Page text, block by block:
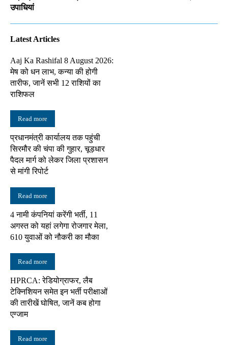
उपाधियां
Latest Articles
Aaj Ka Rashifal 8 August 2026:
मेष को धन लाभ, कन्या की होगी
तारीफ, जानें सभी 12 राशियों का
राशिफल
Read more
प्रधानमंत्री कार्यालय तक पहुंची
सिरमौर की चंपा की गुहार, चूड़धार
पैदल मार्ग को लेकर जिला प्रशासन
से मांगी रिपोर्ट
Read more
4 नामी कंपनियां करेंगी भर्ती, 11
अगस्त को यहां लगेगा रोजगार मेला,
610 युवाओं को नौकरी का मौका
Read more
HPRCA: रेडियोग्राफर, लैब
टेक्निशियन समेत इन भर्ती परीक्षाओं
की तारीखें घोषित, जानें कब होगा
एग्जाम
Read more